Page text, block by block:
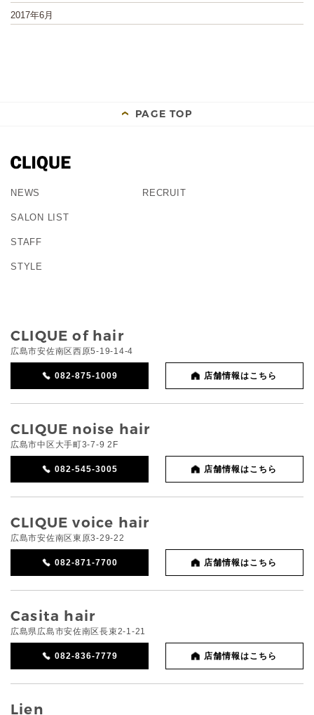
2017年6月
PAGE TOP
NEWS
SALON LIST
STAFF
STYLE
RECRUIT
CLIQUE of hair
広島市安佐南区西原5-19-14-4
082-875-1009 店舗情報はこちら
CLIQUE noise hair
広島市中区大手町3-7-9 2F
082-545-3005 店舗情報はこちら
CLIQUE voice hair
広島市安佐南区東原3-29-22
082-871-7700 店舗情報はこちら
Casita hair
広島県広島市安佐南区長束2-1-21
082-836-7779 店舗情報はこちら
Lien